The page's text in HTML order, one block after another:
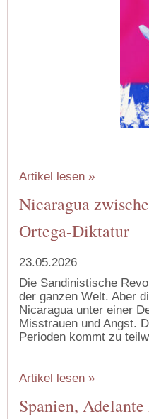
Artikel lesen »
Nicaragua
Ortega-Diktatur
23.05.2026
‍Die Sandinistische
der ganzen Welt. Aber
Nicaragua unter einer
Misstrauen und Angst.
Perioden kommt zu
Artikel lesen »
Spanien,